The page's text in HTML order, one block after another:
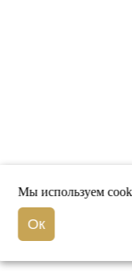
Мы используем
Ок